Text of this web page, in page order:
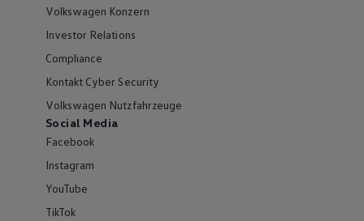
Volkswagen Konzern
Investor Relations
Compliance
Kontakt Cyber Security
Volkswagen Nutzfahrzeuge
Social Media
Facebook
Instagram
YouTube
TikTok